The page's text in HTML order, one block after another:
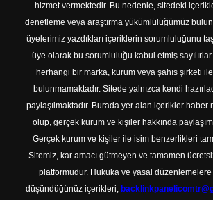
hizmet vermektedir. Bu nedenle, sitedeki
denetleme veya araştırma yükümlülüğümüz
üyelerimiz yazdıkları içeriklerin sorumluluğunu
üye olarak bu sorumluluğu kabul etmiş
herhangi bir marka, kurum veya şahıs şirketi
bulunmamaktadır. Sitede yalnızca kendi
paylaşılmaktadır. Burada yer alan içerikler haber
olup, gerçek kurum ve kişiler hakkında paylaşım
Gerçek kurum ve kişiler ile isim benzerlikleri
Sitemiz, kar amacı gütmeyen ve tamamen
platformudur. Hukuka ve yasal düzenlemelere
düşündüğünüz içerikleri,